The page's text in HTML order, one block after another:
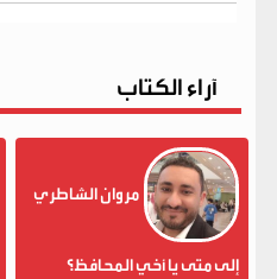
آراء الكتاب
مروان الشاطري
إلى متى يا أخي المحافظ؟